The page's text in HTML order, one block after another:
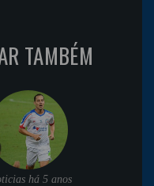
TAMBÉM
há 5 anos